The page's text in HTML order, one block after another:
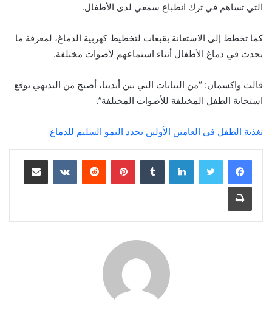
التي تساهم في ترك انطباع سمعي لدى الأطفال.
كما تخطط إلى الاستعانة بقبعات لتخطيط كهربية الدماغ، لمعرفة ما
يحدث في دماغ الأطفال أثناء استماعهم لأصوات مختلفة.
قالت واكسمان: “من البيانات التي بين أيدينا، أصبح من البديهي توقع
استجابة الطفل المختلفة للأصوات المختلفة”.
تغذية الطفل في العامين الأولين تحدد النمو السليم للدماغ
لينكدإن بينتيريست